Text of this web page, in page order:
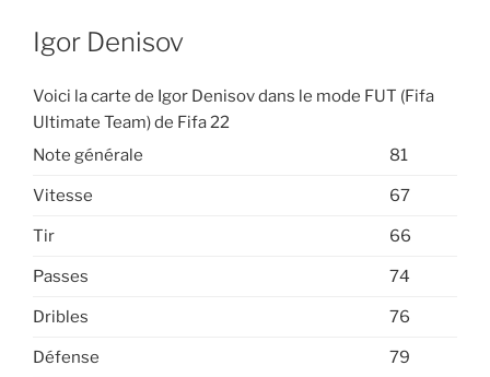
Igor Denisov
Voici la carte de Igor Denisov dans le mode FUT (Fifa
Ultimate Team) de Fifa 22
Note générale
81
Vitesse 67
Tir 66
Passes 74
Dribles 76
Défense 79